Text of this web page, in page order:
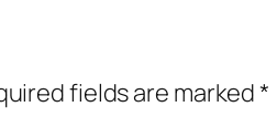
fields are marked*